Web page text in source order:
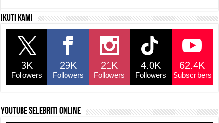
c
e
b
o
o
k
s
p
a
y
Li
n
k
e
Ikuti kami
3K
Followers
29K
Followers
21K
Followers
4.0K
Followers
62.4K
Subscribers
YouTube selebriti online